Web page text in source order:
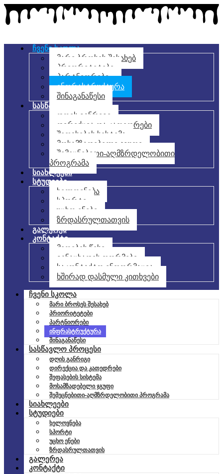
ჩვენი სკოლა
მარი ბროსეს შესახებ
პრიორიტეტები
პარტნიორები
ინფრასტრუქტურა
შინაგანაწესი
სასწავლო პროცესი
დღის განრიგი
დირექცია და კათედრები
შეფასების სისტემა
მოსამზადებელი ჯგუფი
შემეცნებითი-აღმზრდელობითი
პროგრამა
სიახლეები
სტუდიები
ხელოვნება
სპორტი
უცხო ენები
ზრდასრულთათვის
გალერეა
კონტაქტი
მიღების წესი
განაცხადის ფორმები
საკონტაქტო ინფორმაცია
ხშირად დასმული კითხვები
ჩვენი სკოლა
მარი ბროსეს შესახებ
პრიორიტეტები
პარტნიორები
ინფრასტრუქტურა
შინაგანაწესი
სასწავლო პროცესი
დღის განრიგი
დირექცია და კათედრები
შეფასების სისტემა
მოსამზადებელი ჯგუფი
შემეცნებითი-აღმზრდელობითი პროგრამა
სიახლეები
სტუდიები
ხელოვნება
სპორტი
უცხო ენები
ზრდასრულთათვის
გალერეა
კონტაქტი